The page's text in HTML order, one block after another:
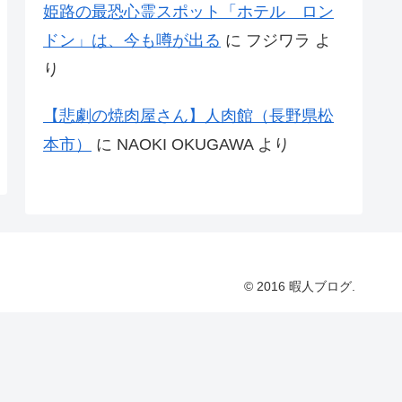
姫路の最恐心霊スポット「ホテル ロン
ドン」は、今も噂が出る に フジワラ よ
り
【悲劇の焼肉屋さん】人肉館（長野県松
本市）
に NAOKI OKUGAWAより
© 2016 暇人ブログ.